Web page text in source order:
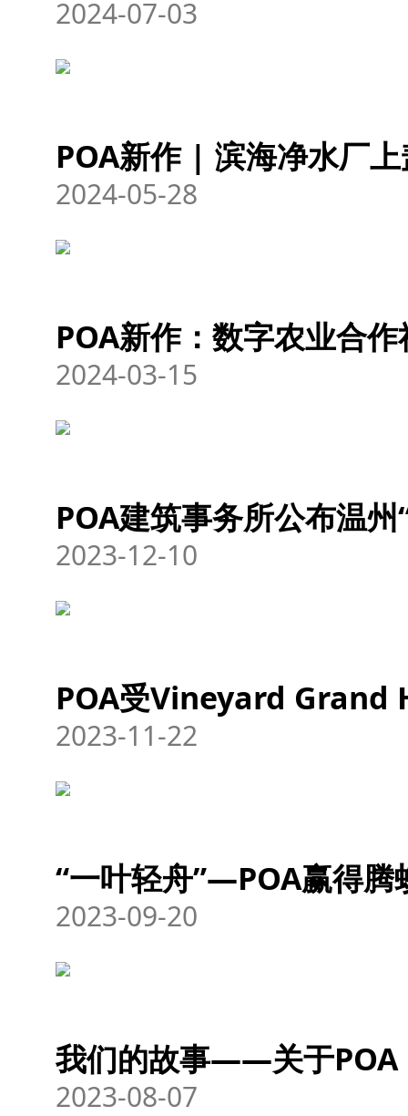
2024-07-03
POA新作 | 滨海净水厂
2024-05-28
POA新作：数字农业合
2024-03-15
POA建筑事务所公布温
2023-12-10
POA受Vineyard Grand
2023-11-22
“一叶轻舟”—POA赢得腾
2023-09-20
我们的故事——关于POA
2023-08-07